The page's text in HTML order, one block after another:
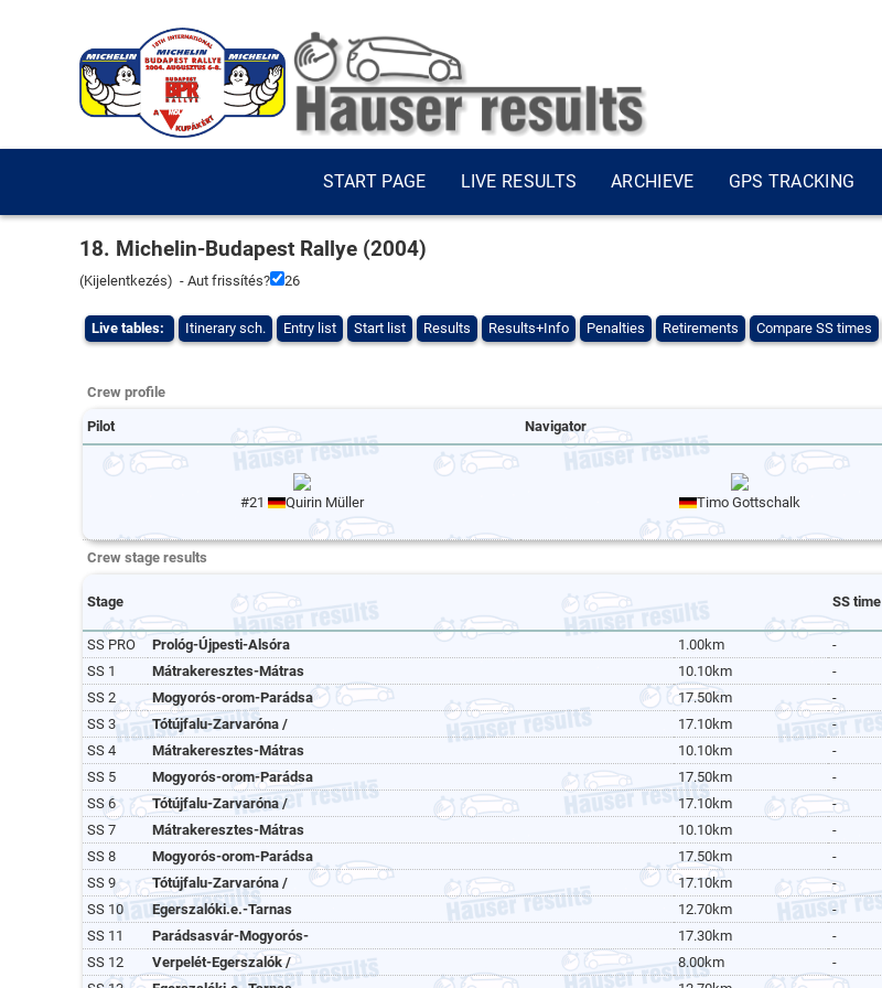
START PAGE LIVE RESULTS ARCHIEVE GPS TRACKING
18. Michelin-Budapest Rallye (2004)
(Kijelentkezés) - Aut frissítés? 26
Live tables: Itinerary sch. Entry list Start list Results Results+Info Penalties Retirements Compare SS times
Crew profile
Pilot Navigator
#21 Quirin Müller Timo Gottschalk
Crew stage results
Stage SS time
SS PRO
Prológ-Újpesti-Alsóra 1.00km -
SS 1
Mátrakeresztes-Mátras 10.10km -
SS 2
Mogyorós-orom-Parádsa 17.50km -
SS 3
Tótújfalu-Zarvaróna / 17.10km -
SS 4
Mátrakeresztes-Mátras 10.10km -
SS 5
Mogyorós-orom-Parádsa 17.50km -
SS 6
Tótújfalu-Zarvaróna / 17.10km -
SS 7
Mátrakeresztes-Mátras 10.10km -
SS 8
Mogyorós-orom-Parádsa 17.50km -
SS 9
Tótújfalu-Zarvaróna / 17.10km -
SS 10
Egerszalóki.e.-Tarnas 12.70km -
SS 11
Parádsasvár-Mogyorós- 17.30km -
SS 12
Verpelét-Egerszalók / 8.00km -